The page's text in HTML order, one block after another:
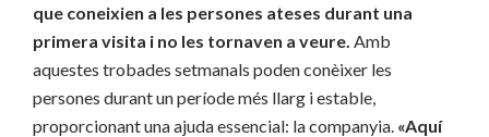
que coneixien a les persones ateses durant una
primera visita i no les tornaven a veure. Amb
aquestes trobades setmanals poden conèixer les
persones durant un període més llarg i estable,
proporcionant una ajuda essencial: la companyia. «Aquí